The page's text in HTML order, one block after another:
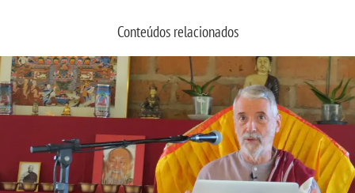
Conteúdos relacionados